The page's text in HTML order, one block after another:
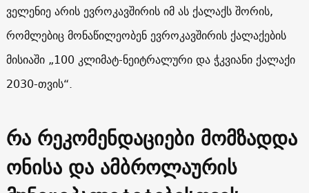
ველენიე არის ევროკავშირის იმ ას ქალაქს შორის,
რომლებიც მონაწილეობენევროკავშირის ქალაქების
მისიაში „100 კლიმატ-ნეიტრალური და ჭკვიანი ქალაქი
2030-თვის“.
რა რეკომენდაციები მომზადდა
ონისა და ამბროლაურის